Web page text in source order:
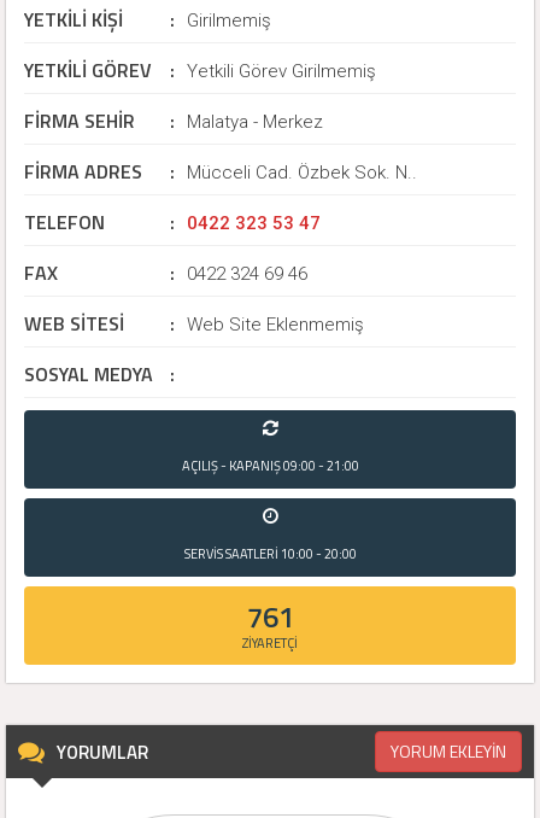
YETKİLİ KİŞİ : Girilmemiş
YETKİLİ GÖREV : Yetkili Görev Girilmemiş
FİRMA SEHİR : Malatya - Merkez
FİRMA ADRES : Mücceli Cad. Özbek Sok. N..
TELEFON : 0422 323 53 47
FAX : 0422 324 69 46
WEB SİTESİ : Web Site Eklenmemiş
SOSYAL MEDYA :
AÇILIŞ - KAPANIŞ09:00 - 21:00
SERVİS SAATLERİ 10:00 - 20:00
761
ZİYARETÇİ
YORUMLAR YORUM EKLEYİN